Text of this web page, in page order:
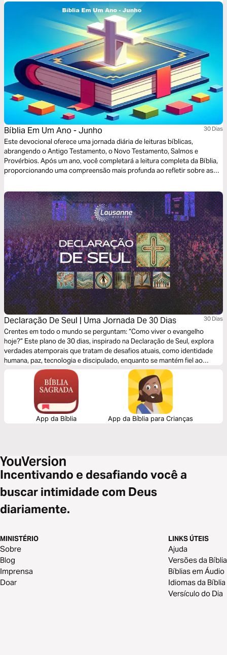
Bíblia Em Um Ano - Junho 30 Dias
Este devocional oferece uma jornada diária de leituras bíblicas,
abrangendo o Antigo Testamento, o Novo Testamento, Salmos e
Provérbios. Após um ano, você completará a leitura completa da Bíblia,
proporcionando uma compreensão mais profunda ao refletir sobre as
compreensão espiritual e cultural das Escrituras Sagradas.
Declaração De Seul | Uma Jornada De 30 Dias 30 Dias
Crentes em todo o mundo se perguntam: “Como viver o evangelho
hoje?” Este plano de 30 dias, inspirado na Declaração de Seul, explora
verdades atemporais que tratam de desafios atuais, como identidade
humana, paz, tecnologia e discipulado, enquanto se mantém fiel ao
evangelho, às Escrituras e ao desígnio de Deus para a igreja.
Fundamentado na verdade bíblica e em vozes globais, este plano
convida você a aprofundar sua fé e a viver a missão de Cristo.
App da Bíblia App da Bíblia para Crianças
Incentivando e desafiando você a
buscar intimidade com Deus
diariamente.
MINISTÉRIO
Sobre
Blog
Imprensa
Doar
LINKS ÚTEIS
Ajuda
Versões da Bíblia
Bíblias em Áudio
Idiomas da Bíblia
Versículo do Dia